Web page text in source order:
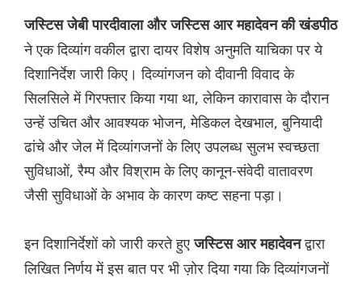
जस्टिस जेबी पारदीवाला और जस्टिस आर महादेवन की खंडपीठ
ने एक दिव्यांग वकील द्वारा दायर विशेष अनुमति याचिका पर ये
दिशानिर्देश जारी किए। दिव्यांगजन को दीवानी विवाद के
सिलसिले में गिरफ्तार किया गया था, लेकिन कारावास के दौरान
उन्हें उचित और आवश्यक भोजन, मेडिकल देखभाल, बुनियादी
ढांचे और जेल में दिव्यांगजनों के लिए उपलब्ध सुलभ स्वच्छता
सुविधाओं, रैम्प और विश्राम के लिए कानून-संवेदी वातावरण
जैसी सुविधाओं के अभाव के कारण कष्ट सहना पड़ा।
इन दिशानिर्देशों को जारी करते हुएजस्टिस आर महादेवनद्वारा
लिखित निर्णय में इस बात पर भी ज़ोर दिया गया कि दिव्यांगजनों